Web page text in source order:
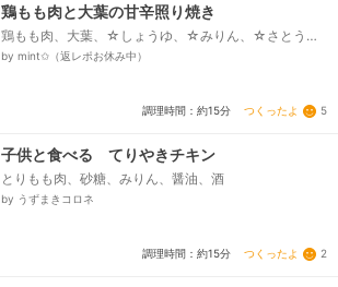
鶏もも肉と大葉の甘辛照り焼き
鶏もも肉、大葉、☆しょうゆ、☆みりん、☆さとう、
☆酢
by mint✩（返レポお休み中）
調理時間：約15分 つくったよ 5
子供と食べる てりやきチキン
とりもも肉、砂糖、みりん、醤油、酒
by うずまきコロネ
調理時間：約15分 つくったよ 2